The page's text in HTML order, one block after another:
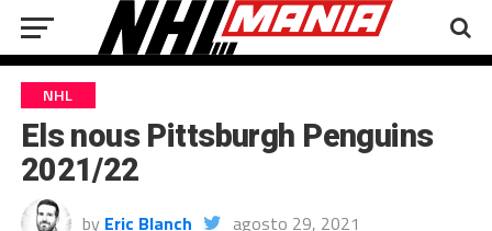
NHL
Els nous Pittsburgh Penguins
2021/22
by Eric Blanch agosto 29, 2021